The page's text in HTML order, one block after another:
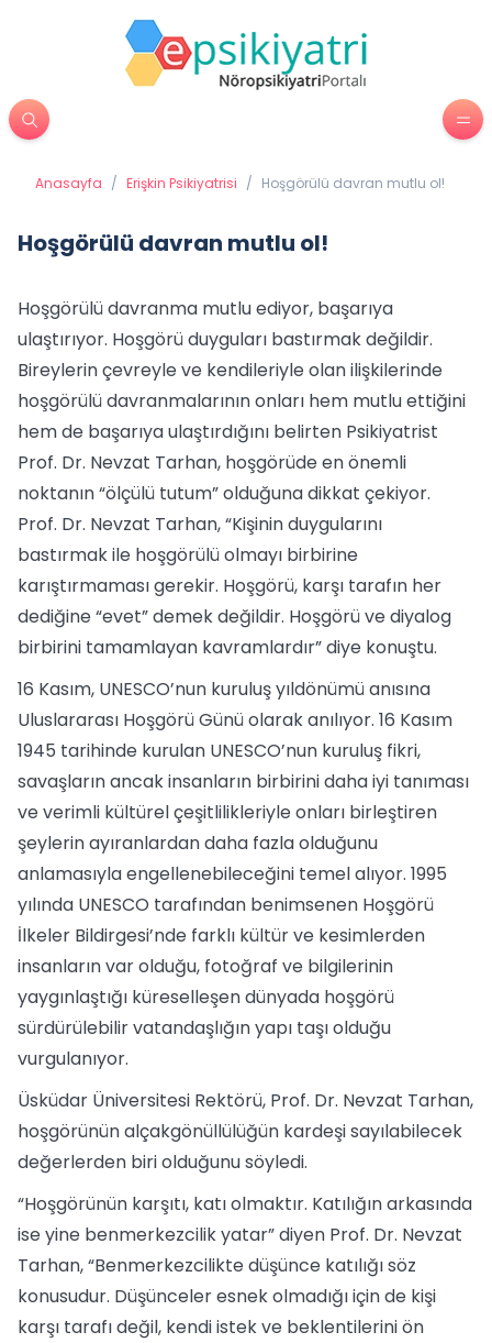
Anasayfa / Erişkin Psikiyatrisi / Hoşgörülü davran mutlu ol!
Hoşgörülü davran mutlu ol!
Hoşgörülü davranma mutlu ediyor, başarıya
ulaştırıyor. Hoşgörü duyguları bastırmak değildir.
Bireylerin çevreyle ve kendileriyle olan ilişkilerinde
hoşgörülü davranmalarının onları hem mutlu ettiğini
hem de başarıya ulaştırdığını belirten Psikiyatrist
Prof. Dr. Nevzat Tarhan, hoşgörüde en önemli
noktanın “ölçülü tutum” olduğuna dikkat çekiyor.
Prof. Dr. Nevzat Tarhan, “Kişinin duygularını
bastırmak ile hoşgörülü olmayı birbirine
karıştırmaması gerekir. Hoşgörü, karşı tarafın her
dediğine “evet” demek değildir. Hoşgörü ve diyalog
birbirini tamamlayan kavramlardır” diye konuştu.
16 Kasım, UNESCO’nun kuruluş yıldönümü anısına
Uluslararası Hoşgörü Günü olarak anılıyor. 16 Kasım
1945 tarihinde kurulan UNESCO’nun kuruluş fikri,
savaşların ancak insanların birbirini daha iyi tanıması
ve verimli kültürel çeşitlilikleriyle onları birleştiren
şeylerin ayıranlardan daha fazla olduğunu
anlamasıyla engellenebileceğini temel alıyor. 1995
yılında UNESCO tarafından benimsenen Hoşgörü
İlkeler Bildirgesi’nde farklı kültür ve kesimlerden
insanların var olduğu, fotoğraf ve bilgilerinin
yaygınlaştığı küreselleşen dünyada hoşgörü
sürdürülebilir vatandaşlığın yapı taşı olduğu
vurgulanıyor.
Üsküdar Üniversitesi Rektörü, Prof. Dr. Nevzat Tarhan,
hoşgörünün alçakgönüllülüğün kardeşi sayılabilecek
değerlerden biri olduğunu söyledi.
“Hoşgörünün karşıtı, katı olmaktır. Katılığın arkasında
ise yine benmerkezcilik yatar” diyen Prof. Dr. Nevzat
Tarhan, “Benmerkezcilikte düşünce katılığı söz
konusudur. Düşünceler esnek olmadığı için de kişi
karşı tarafı değil, kendi istek ve beklentilerini ön